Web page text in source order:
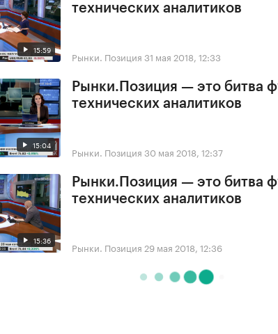
15:59
технических аналитиков
Рынки. Позиция 31 мая 2018, 12:33
15:04
Рынки.Позиция — это битва
технических аналитиков
Рынки. Позиция 30 мая 2018, 12:37
15:36
Рынки.Позиция — это битва
технических аналитиков
Рынки. Позиция 29 мая 2018, 12:36